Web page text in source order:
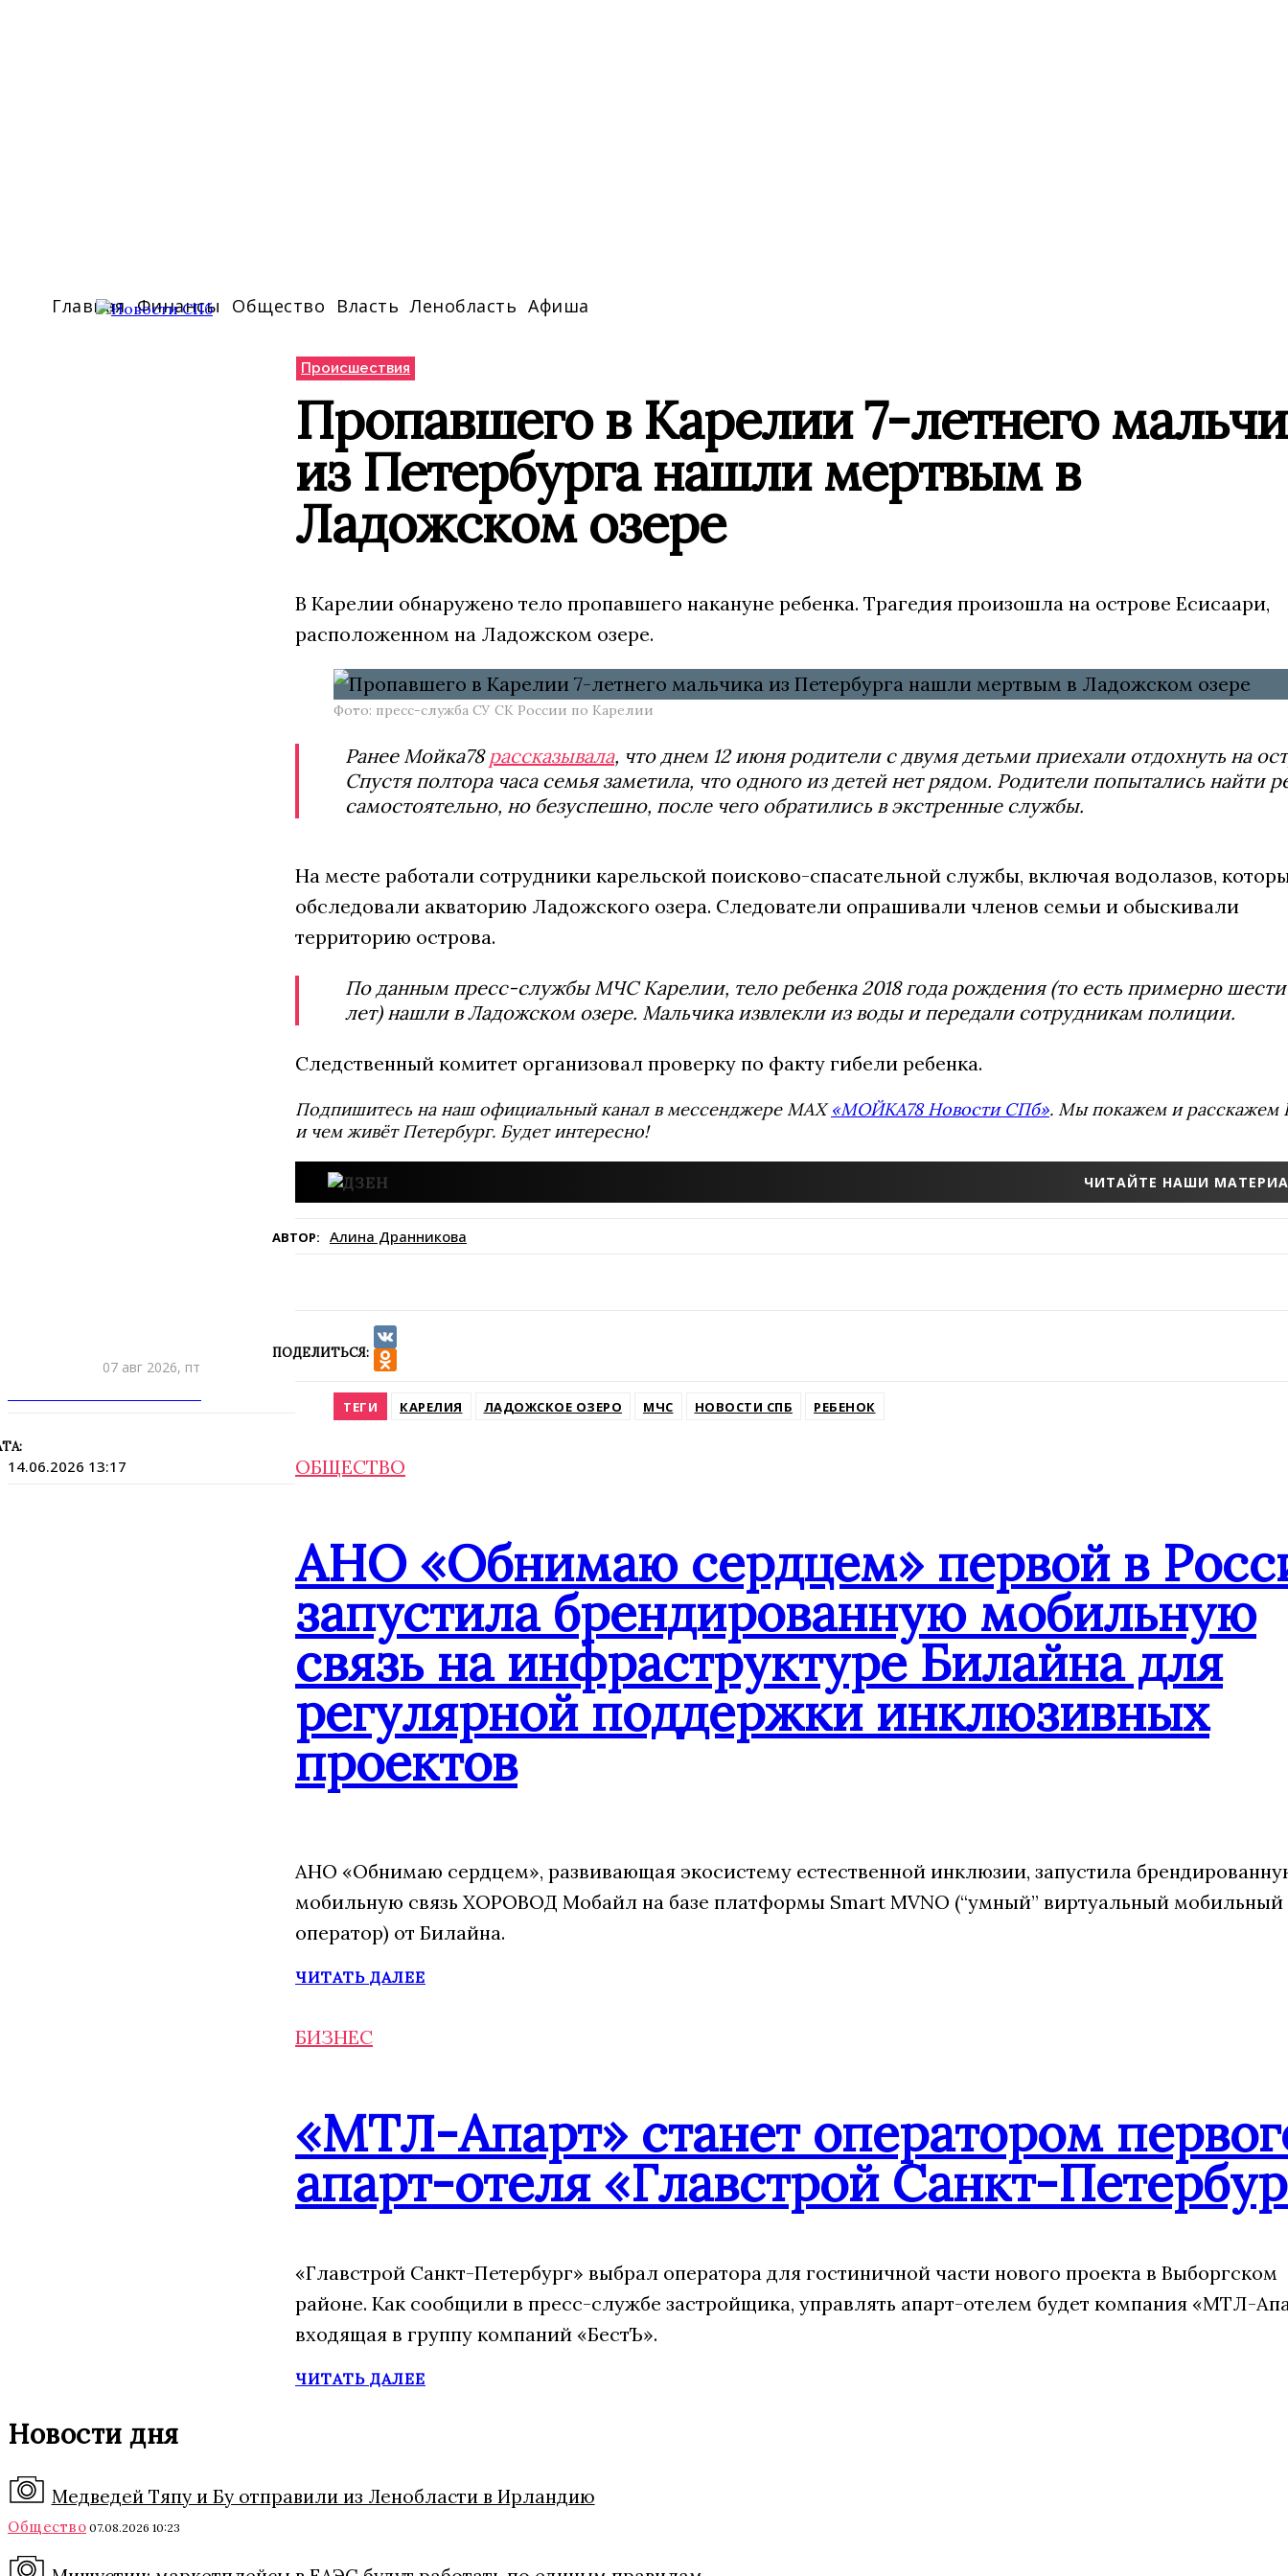
Главная Финансы Общество Власть Ленобласть Афиша
07 авг 2026, пт
14.06.2026 13:17
Происшествия
Пропавшего в Карелии 7-летнего
из Петербурга нашли мертвым в
Ладожском озере
В Карелии обнаружено тело пропавшего накануне ребенка. Трагедия произошла на острове Есисаари,
расположенном на Ладожском озере.
Фото: пресс-служба СУ СК России по Карелии
Ранее Мойка78 рассказывала, что днем 12 июня родители с двумя детьми приехали отдохнуть на
Спустя полтора часа семья заметила, что одного из детей нет рядом. Родители попытались найти
самостоятельно, но безуспешно, после чего обратились в экстренные службы.
На месте работали сотрудники карельской поисково-спасательной службы, включая водолазов,
обследовали акваторию Ладожского озера. Следователи опрашивали членов семьи и обыскивали
территорию острова.
По данным пресс-службы МЧС Карелии, тело ребенка 2018 года рождения (то есть примерно
лет) нашли в Ладожском озере. Мальчика извлекли из воды и передали сотрудникам полиции.
Следственный комитет организовал проверку по факту гибели ребенка.
Подпишитесь на наш официальный канал в мессенджере MAX«МОЙКА78 Новости СПб». Мы покажем и расскажем
и чем живёт Петербург. Будет интересно!
ЧИТАЙТЕ НАШИ
АВТОР: Алина Дранникова
ПОДЕЛИТЬСЯ:
VK
ТЕГИ КАРЕЛИЯ ЛАДОЖСКОЕ ОЗЕРО МЧС НОВОСТИ СПБ РЕБЕНОК
ОБЩЕСТВО
АНО «Обнимаю сердцем» первой в
запустила брендированную мобильную
связь на инфраструктуре Билайна для
регулярной поддержки инклюзивных
проектов
АНО «Обнимаю сердцем», развивающая экосистему естественной инклюзии, запустила
мобильную связь ХОРОВОД Мобайл на базе платформы Smart MVNO (“умный” виртуальный мобильный
оператор) от Билайна.
ЧИТАТЬ ДАЛЕЕ
БИЗНЕС
«МТЛ-Апарт» станет оператором
апарт-отеля «Главстрой Санкт-
«Главстрой Санкт-Петербург» выбрал оператора для гостиничной части нового проекта в Выборгском
районе. Как сообщили в пресс-службе застройщика, управлять апарт-отелем будет компания «МТЛ-
входящая в группу компаний «БестЪ».
ЧИТАТЬ ДАЛЕЕ
Новости дня
Медведей Тяпу и Бу отправили из Ленобласти в Ирландию
Общество 07.08.2026 10:23